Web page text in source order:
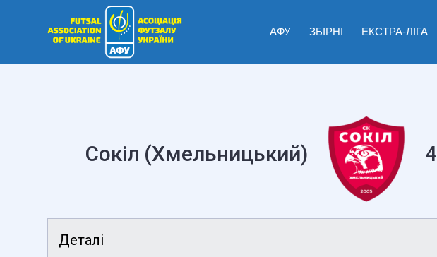
АФУ ЗБІРНІ ЕКСТРА-ЛІГА
Сокіл (Хмельницький) 4
Деталі